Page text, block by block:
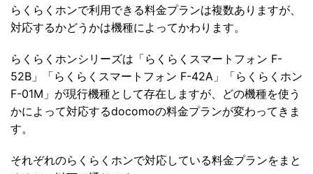
らくらくホンで利用できる料金プランは複数ありますが、
対応するかどうかは機種によってかわります。
らくらくホンシリーズは「らくらくスマートフォン F-
52B」「らくらくスマートフォン F-42A」「らくらくホン
F-01M」が現行機種として存在しますが、どの機種を使う
かによって対応するdocomoの料金プランが変わってきま
す。
それぞれのらくらくホンで対応している料金プランをまと